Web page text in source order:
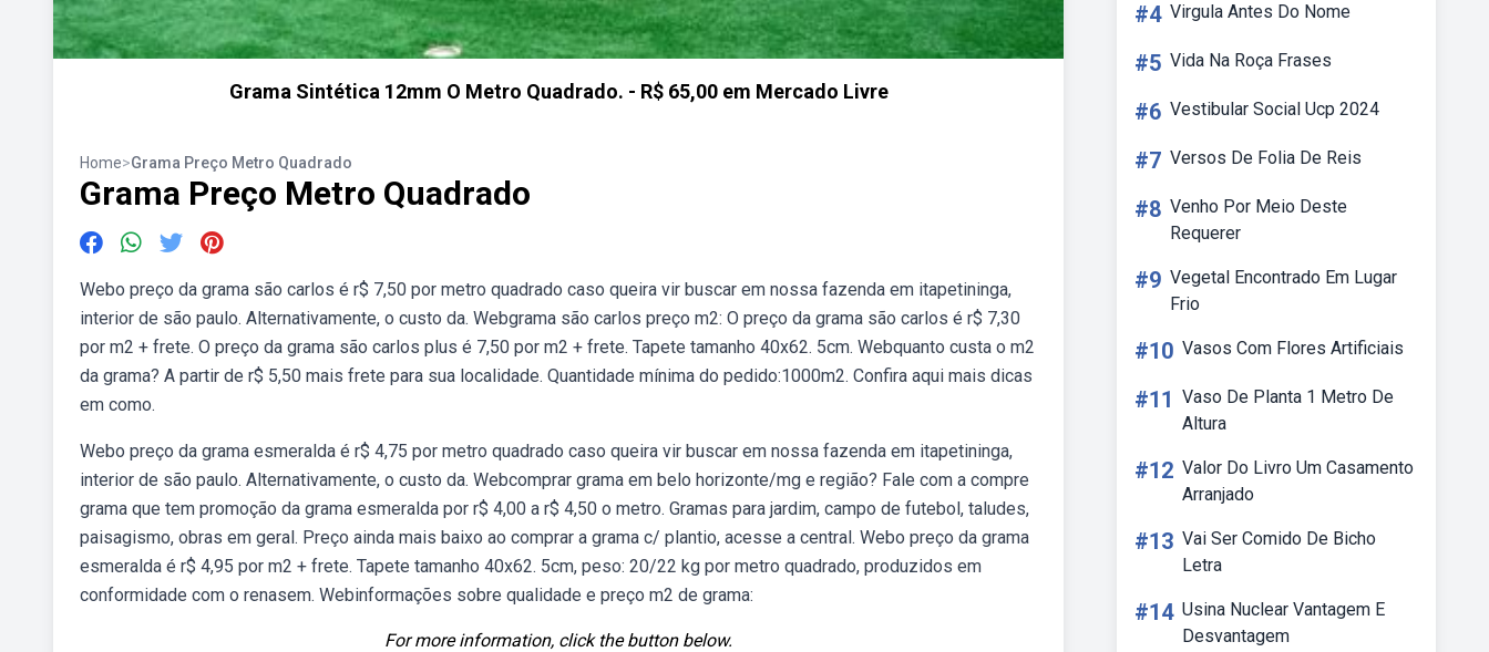
Grama Sintética 12mm O Metro Quadrado. - R$ 65,00 em Mercado Livre
Home>Grama Preço Metro Quadrado
Grama Preço Metro Quadrado
Webo preço da grama são carlos é r$ 7,50 por metro quadrado caso queira vir buscar em nossa fazenda em itapetininga,
interior de são paulo. Alternativamente, o custo da. Webgrama são carlos preço m2: O preço da grama são carlos é r$ 7,30
por m2 + frete. O preço da grama são carlos plus é 7,50 por m2 + frete. Tapete tamanho 40x62. 5cm. Webquanto custa o m2
da grama? A partir de r$ 5,50 mais frete para sua localidade. Quantidade mínima do pedido:1000m2. Confira aqui mais dicas
em como.
Webo preço da grama esmeralda é r$ 4,75 por metro quadrado caso queira vir buscar em nossa fazenda em itapetininga,
interior de são paulo. Alternativamente, o custo da. Webcomprar grama em belo horizonte/mg e região? Fale com a compre
grama que tem promoção da grama esmeralda por r$ 4,00 a r$ 4,50 o metro. Gramas para jardim, campo de futebol, taludes,
paisagismo, obras em geral. Preço ainda mais baixo ao comprar a grama c/ plantio, acesse a central. Webo preço da grama
esmeralda é r$ 4,95 por m2 + frete. Tapete tamanho 40x62. 5cm, peso: 20/22 kg por metro quadrado, produzidos em
conformidade com o renasem. Webinformações sobre qualidade e preço m2 de grama:
For more information, click the button below.
#4 Virgula Antes Do Nome
#5 Vida Na Roça Frases
#6 Vestibular Social Ucp 2024
#7 Versos De Folia De Reis
#8 Venho Por Meio Deste
Requerer
#9 Vegetal Encontrado Em Lugar
Frio
#10 Vasos Com Flores Artificiais
#11 Vaso De Planta 1 Metro De
Altura
#12 Valor Do Livro Um Casamento
Arranjado
#13 Vai Ser Comido De Bicho
Letra
#14 Usina Nuclear Vantagem E
Desvantagem